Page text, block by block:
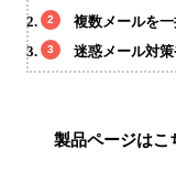
複数メールを
迷惑メール対策
製品ページはこ